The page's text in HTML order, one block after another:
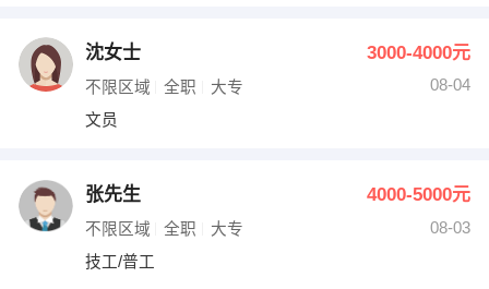
沈女士 3000-4000元
不限区域 全职 大专
08-04
文员
张先生 4000-5000元
不限区域 全职 大专
08-03
技工/普工